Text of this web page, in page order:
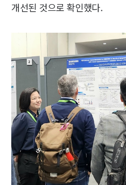
개선된 것으로 확인했다.